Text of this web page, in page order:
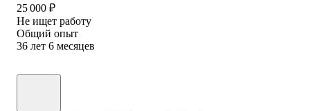
25 000 ₽
Не ищет работу
Общий опыт
36 лет 6 месяцев